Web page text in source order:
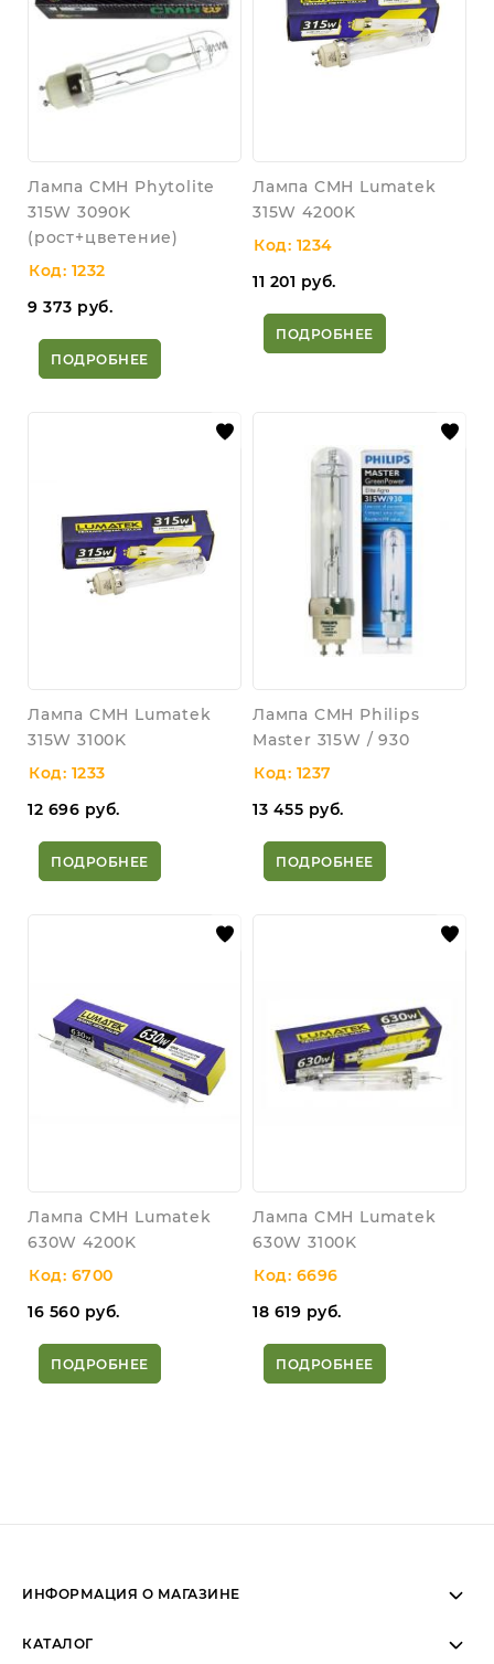
Лампа CMH Phytolite
315W 3090K
(рост+цветение)
Код: 1232
9 373 руб.
ПОДРОБНЕЕ
Лампа CMH Lumatek
315W 4200K
Код: 1234
11 201 руб.
ПОДРОБНЕЕ
Лампа CMH Lumatek
315W 3100K
Код: 1233
12 696 руб.
ПОДРОБНЕЕ
Лампа CMH Philips
Master 315W / 930
Код: 1237
13 455 руб.
ПОДРОБНЕЕ
Лампа CMH Lumatek
630W 4200K
Код: 6700
16 560 руб.
ПОДРОБНЕЕ
Лампа CMH Lumatek
630W 3100K
Код: 6696
18 619 руб.
ПОДРОБНЕЕ
ИНФОРМАЦИЯ О МАГАЗИНЕ
Пн-Вс: Telegram/WhatsApp
КАТАЛОГ